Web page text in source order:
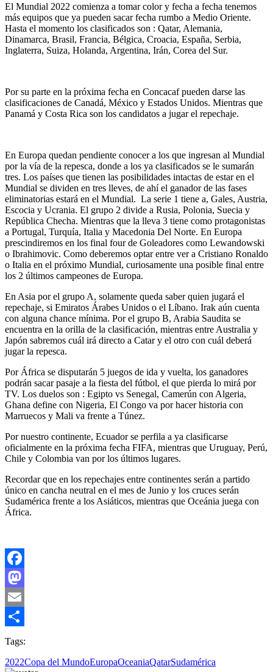
El Mundial 2022 comienza a tomar color y fecha a fecha tenemos
más equipos que ya pueden sacar fecha rumbo a Medio Oriente.
Hasta el momento los clasificados son : Qatar, Alemania,
Dinamarca, Brasil, Francia, Bélgica, Croacia, España, Serbia,
Inglaterra, Suiza, Holanda, Argentina, Irán, Corea del Sur.
Por su parte en la próxima fecha en Concacaf pueden darse las
clasificaciones de Canadá, México y Estados Unidos. Mientras que
Panamá y Costa Rica son los candidatos a jugar el repechaje.
En Europa quedan pendiente conocer a los que ingresan al Mundial
por la vía de la repesca, donde a los ya clasificados se le sumarán
tres. Los países que tienen las posibilidades intactas de estar en el
Mundial se dividen en tres lleves, de ahí el ganador de las fases
eliminatorias estará en el Mundial. La serie 1 tiene a, Gales, Austria,
Escocia y Ucrania. El grupo 2 divide a Rusia, Polonia, Suecia y
República Checha. Mientras que la lleva 3 tiene como protagonistas
a Portugal, Turquía, Italia y Macedonia Del Norte. En Europa
prescindiremos en los final four de Goleadores como Lewandowski
o Ibrahimovic. Como deberemos optar entre ver a Cristiano Ronaldo
o Italia en el próximo Mundial, curiosamente una posible final entre
los 2 últimos campeones de Europa.
En Asia por el grupo A, solamente queda saber quien jugará el
repechaje, si Emiratos Árabes Unidos o el Líbano. Irak aún cuenta
con alguna chance mínima. Por el grupo B, Arabia Saudita se
encuentra en la orilla de la clasificación, mientras entre Australia y
Japón sabremos cuál irá directo a Catar y el otro con cuál deberá
jugar la repesca.
Por África se disputarán 5 juegos de ida y vuelta, los ganadores
podrán sacar pasaje a la fiesta del fútbol, el que pierda lo mirá por
TV. Los duelos son : Egipto vs Senegal, Camerún con Algeria,
Ghana define con Nigeria, El Congo va por hacer historia con
Marruecos y Mali va frente a Túnez.
Por nuestro continente, Ecuador se perfila a ya clasificarse
oficialmente en la próxima fecha FIFA, mientras que Uruguay, Perú,
Chile y Colombia van por los últimos lugares.
Recordar que en los repechajes entre continentes serán a partido
único en cancha neutral en el mes de Junio y los cruces serán
Sudamérica frente a los Asiáticos, mientras que Oceánia juega con
África.
Facebook
Mastodon
Email
Compartir
Tags:
2022Copa del MundoEuropaOceaniaQatarSudamérica